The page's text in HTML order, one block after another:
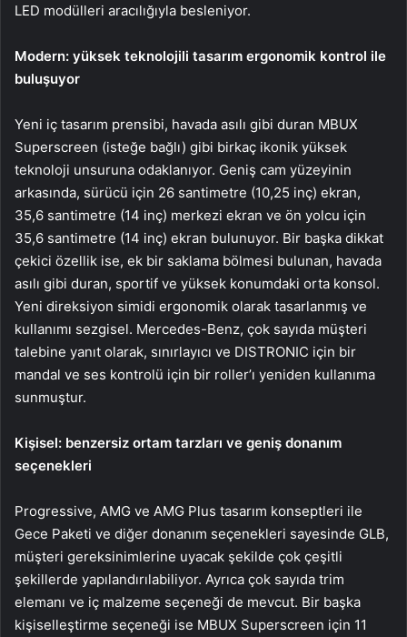
LED modülleri aracılığıyla besleniyor.
Modern: yüksek teknolojili tasarım ergonomik kontrol ile
buluşuyor
Yeni iç tasarım prensibi, havada asılı gibi duran MBUX
Superscreen (isteğe bağlı) gibi birkaç ikonik yüksek
teknoloji unsuruna odaklanıyor. Geniş cam yüzeyinin
arkasında, sürücü için 26 santimetre (10,25 inç) ekran,
35,6 santimetre (14 inç) merkezi ekran ve ön yolcu için
35,6 santimetre (14 inç) ekran bulunuyor. Bir başka dikkat
çekici özellik ise, ek bir saklama bölmesi bulunan, havada
asılı gibi duran, sportif ve yüksek konumdaki orta konsol.
Yeni direksiyon simidi ergonomik olarak tasarlanmış ve
kullanımı sezgisel. Mercedes-Benz, çok sayıda müşteri
talebine yanıt olarak, sınırlayıcı ve DISTRONIC için bir
mandal ve ses kontrolü için bir roller’ı yeniden kullanıma
sunmuştur.
Kişisel: benzersiz ortam tarzları ve geniş donanım
seçenekleri
Progressive, AMG ve AMG Plus tasarım konseptleri ile
Gece Paketi ve diğer donanım seçenekleri sayesinde GLB,
müşteri gereksinimlerine uyacak şekilde çok çeşitli
şekillerde yapılandırılabiliyor. Ayrıca çok sayıda trim
elemanı ve iç malzeme seçeneği de mevcut. Bir başka
kişiselleştirme seçeneği ise MBUX Superscreen için 11